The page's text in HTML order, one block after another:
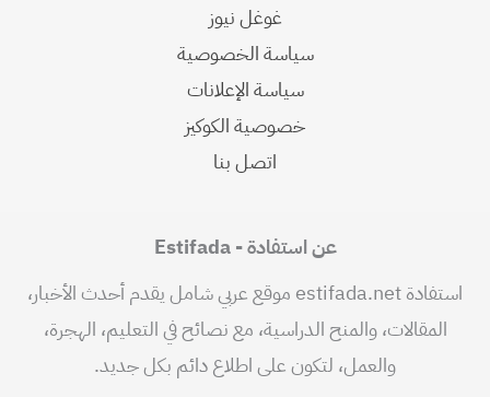
غوغل نيوز
سياسة الخصوصية
سياسة الإعلانات
خصوصية الكوكيز
اتصل بنا
عن استفادة - Estifada
استفادة estifada.net موقع عربي شامل يقدم أحدث الأخبار،
المقالات، والمنح الدراسية، مع نصائح في التعليم، الهجرة،
والعمل، لتكون على اطلاع دائم بكل جديد.